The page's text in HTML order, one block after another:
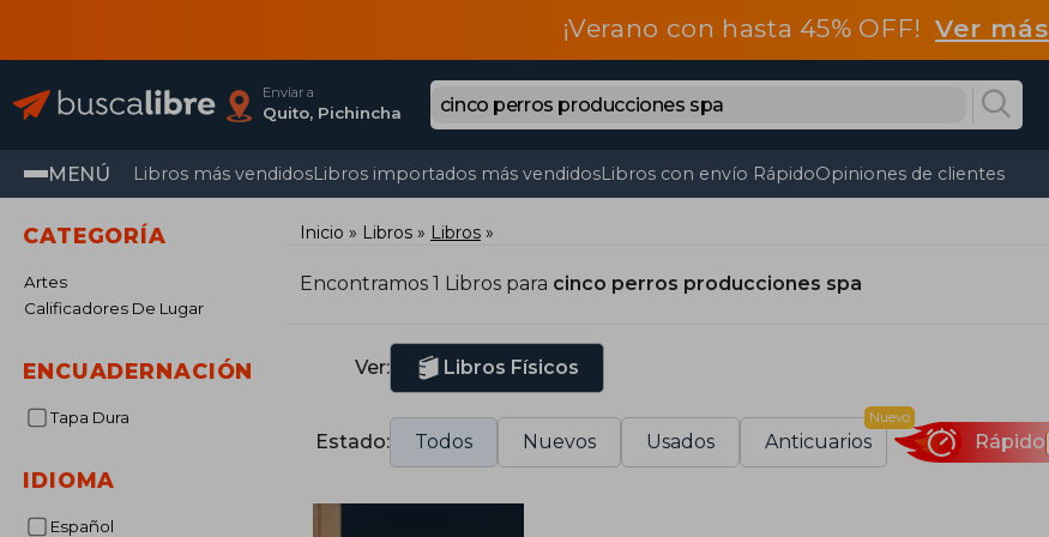
¡Verano con hasta 45% OFF!Ver más
Enviar a
Quito, Pichincha
MENÚ Libros más vendidosLibros importados más vendidosLibros con envío RápidoOpiniones de clientes
CATEGORÍA
Artes
Calificadores De Lugar
ENCUADERNACIÓN
Tapa Dura
IDIOMA
Español
Inicio Libros Libros
Encontramos 1 Libros para cinco perros producciones spa
Ver: Libros Físicos
Estado: Todos Nuevos Usados Anticuarios
Nuevo
Rápido